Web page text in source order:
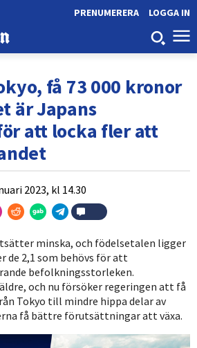
LOGGA IN
PRENUMERERA
få 73 000 kronor
är Japans
att locka fler att
2023, kl 14.30
minska, och födelsetalen ligger
de 2,1 som behövs för att
befolkningsstorleken.
och nu försöker regeringen att få
Tokyo till mindre hippa delar av
få bättre förutsättningar att växa.